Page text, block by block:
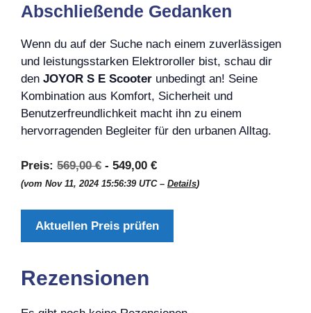
Abschließende Gedanken
Wenn du auf der Suche nach einem zuverlässigen
und leistungsstarken Elektroroller bist, schau dir
den JOYOR S E Scooter unbedingt an! Seine
Kombination aus Komfort, Sicherheit und
Benutzerfreundlichkeit macht ihn zu einem
hervorragenden Begleiter für den urbanen Alltag.
Preis: 569,00 € - 549,00 €
(vom Nov 11, 2024 15:56:39 UTC – Details)
Aktuellen Preis prüfen
Rezensionen